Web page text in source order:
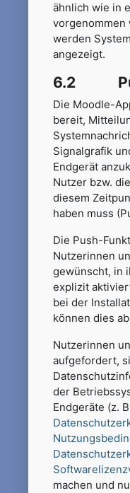
ähnlich wie in
vorgenommen
werden
angezeigt.
6.2
Die Moodle-
bereit,
Signalgrafik
Endgerät
Nutzer bzw.
diesem
haben muss
Die Push-
Nutzerinnen
gewünscht, in
explizit
bei der
können dies
Nutzerinnen
aufgefordert,
der
Endgeräte (z.
machen und